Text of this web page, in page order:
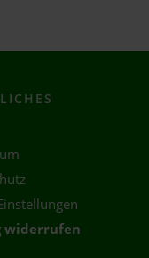
widerrufen